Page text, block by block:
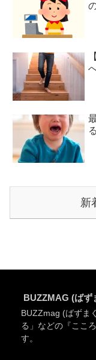
新
BUZZMAG (ば
BUZZmag (ばずま
る」などの『ここ
す。